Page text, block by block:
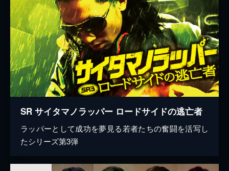
SR サイタマノラッパー ロードサイドの逃亡者
ラッパーとして成功を夢見る若者たちの奮闘を活写し
たシリーズ第3弾